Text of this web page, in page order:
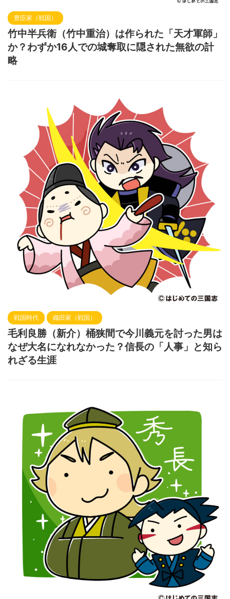
豊臣家（戦国）
竹中半兵衛（竹中重治）は作られた「天才軍師」
か？わずか16人での城奪取に隠された無欲の計
略
戦国時代 織田家（戦国）
毛利良勝（新介）桶狭間で今川義元を討った男は
なぜ大名になれなかった？信長の「人事」と知ら
れざる生涯